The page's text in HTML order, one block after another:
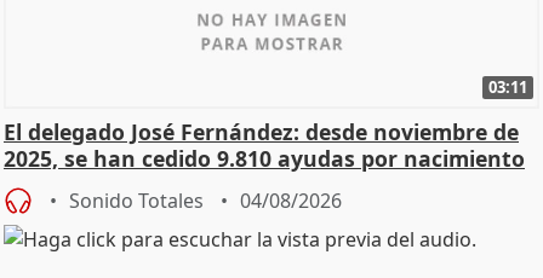
03:11
El delegado José Fernández: desde noviembre de
2025, se han cedido 9.810 ayudas por nacimiento
Sonido Totales 04/08/2026